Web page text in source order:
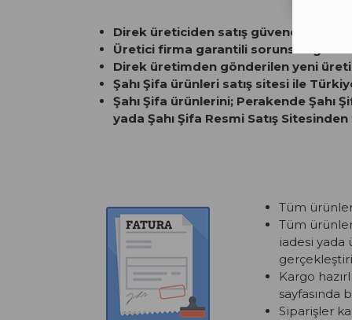
Direk üreticiden satış güvencesi.
Üretici firma garantili sorunsuz
Direk üretimden gönderilen yeni
Şahı Şifa ürünleri satış sitesi ile
Şahı Şifa ürünlerini; Perakende Şahı
yada Şahı Şifa Resmi Satış
Tüm
Tüm
iadesi
Kargo
sayfasında
Siparişler